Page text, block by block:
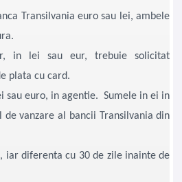
Transilvania euro sau lei, ambele
in lei sau eur, trebuie solicitat
plata cu card.
sau euro, in agentie. Sumele in ei in
de vanzare al bancii Transilvania din
iar diferenta cu 30 de zile inainte de